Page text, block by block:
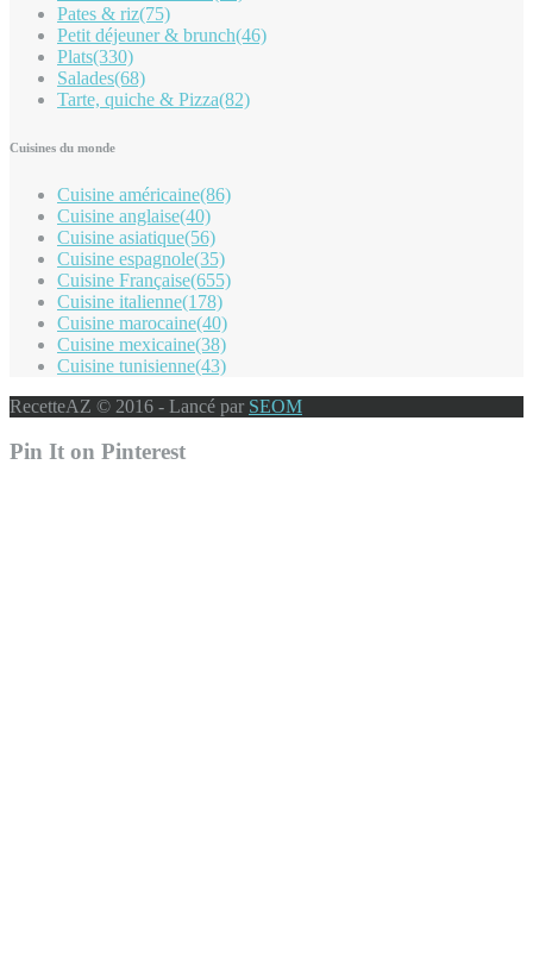
Pates & riz(75)
Petit déjeuner & brunch(46)
Plats(330)
Salades(68)
Tarte, quiche & Pizza(82)
Cuisines du monde
Cuisine américaine(86)
Cuisine anglaise(40)
Cuisine asiatique(56)
Cuisine espagnole(35)
Cuisine Française(655)
Cuisine italienne(178)
Cuisine marocaine(40)
Cuisine mexicaine(38)
Cuisine tunisienne(43)
RecetteAZ © 2016 - Lancé par SEOM
Pin It on Pinterest